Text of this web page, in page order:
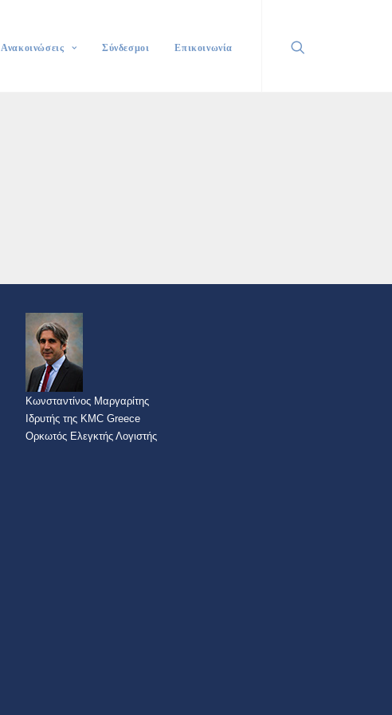
Ανακοινώσεις Σύνδεσμοι Επικοινωνία
Κωνσταντίνος Μαργαρίτης
Ιδρυτής της KMC Greece
Ορκωτός Ελεγκτής Λογιστής